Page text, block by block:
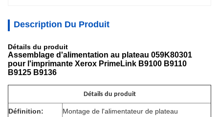
Description Du Produit
Détails du produit
Assemblage d'alimentation au plateau 059K80301
pour l'imprimante Xerox PrimeLink B9100 B9110
B9125 B9136
Détails du produit
Définition: Montage de l'alimentateur de plateau